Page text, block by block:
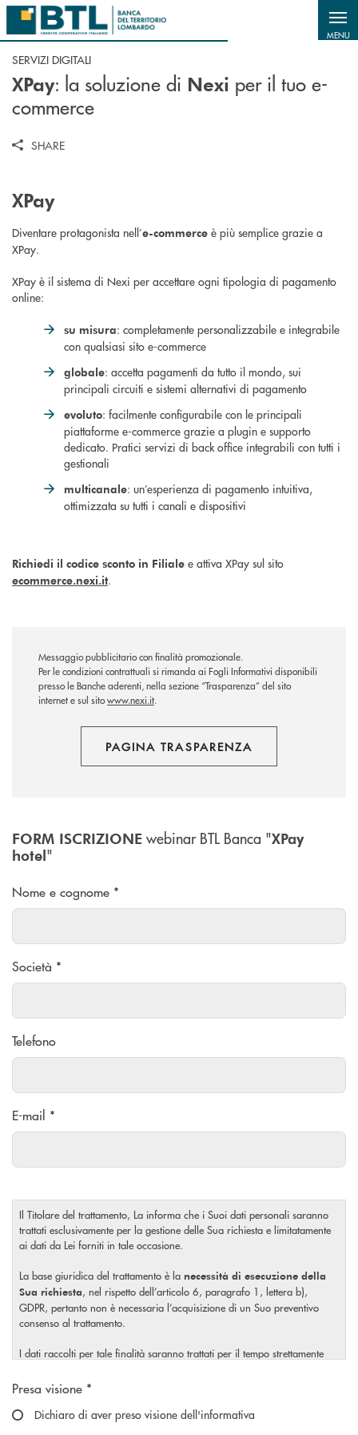
Salta al contenuto principale
MENU
SERVIZI DIGITALI
XPay: la soluzione di Nexi per il tuo e-
commerce
SHARE
XPay
Diventare protagonista nell’e-commerce è più semplice grazie a
XPay.
XPay è il sistema di Nexi per accettare ogni tipologia di pagamento
online:
su misura: completamente personalizzabile e integrabile
con qualsiasi sito e-commerce
globale: accetta pagamenti da tutto il mondo, sui
principali circuiti e sistemi alternativi di pagamento
evoluto: facilmente configurabile con le principali
piattaforme e-commerce grazie a plugin e supporto
dedicato. Pratici servizi di back office integrabili con tutti i
gestionali
multicanale: un’esperienza di pagamento intuitiva,
ottimizzata su tutti i canali e dispositivi
Richiedi il codice sconto in Filiale e attiva XPay sul sito
ecommerce.nexi.it.
Messaggio pubblicitario con finalità promozionale.
Per le condizioni contrattuali si rimanda ai Fogli Informativi disponibili
presso le Banche aderenti,nella sezione “Trasparenza” del sito
internete sul sitowww.nexi.it.
PAGINA TRASPARENZA
FORM ISCRIZIONE webinar BTL Banca "XPay
hotel"
Nome e cognome *
Società *
Telefono
E-mail *
Il Titolare del trattamento, La informa che i Suoi dati personali saranno
trattati esclusivamente per la gestione delle Sua richiesta e limitatamente
ai dati da Lei forniti in tale occasione.
La base giuridica del trattamento è la necessità di esecuzione della
Sua richiesta, nel rispetto dell’articolo 6, paragrafo 1, lettera b),
GDPR, pertanto non è necessaria l’acquisizione di un Suo preventivo
consenso al trattamento.
I dati raccolti per tale finalità saranno trattati per il tempo strettamente
Il Titolare La invita, inoltre, prima di conferire i Suoi dati personali, a
visionare l’informativa completa sul trattamento dei Suoi dati
Scegliere un'opzione
Presa visione *
Dichiaro di aver preso visione dell'informativa